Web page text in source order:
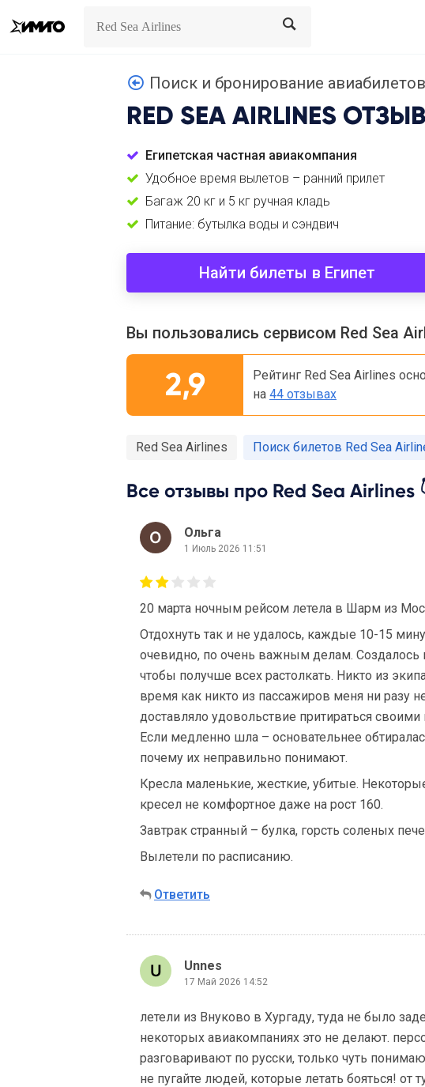
Search
Поиск и бронирование
RED SEA AIRLINES
Египетская частная авиакомпания
Удобное время вылетов – ранний прилет
Багаж 20 кг и 5 кг ручная кладь
Питание: бутылка воды и сэндвич
Найти билеты в Египет
Вы пользовались сервисом Red Sea
2,9
Рейтинг Red Sea Airlines
на 44 отзывах
Red Sea Airlines Поиск билетов Red Sea
Все отзывы про Red Sea Airlines
Ольга
1 Июль 2026 11:51
20 марта ночным рейсом летела в Шарм из
Отдохнуть так и не удалось, каждые 10-15
очевидно, по очень важным делам. Создалось
чтобы получше всех растолкать. Никто из
время как никто из пассажиров меня ни
доставляло удовольствие притираться
Если медленно шла – основательнее
почему их неправильно понимают.
Кресла маленькие, жесткие, убитые.
кресел не комфортное даже на рост 160.
Завтрак странный – булка, горсть соленых
Вылетели по расписанию.
Ответить
Unnes
17 Май 2026 14:52
летели из Внуково в Хургаду, туда не было
некоторых авиакомпаниях это не делают.
разговаривают по русски, только чуть
не пугайте людей, которые летать бояться! от